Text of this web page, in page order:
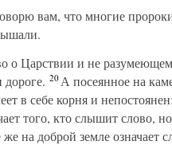
вам, что многие
о Царствии и не
20А посеянное на
в себе корня и
того, кто слышит слово, но
на доброй земле означает